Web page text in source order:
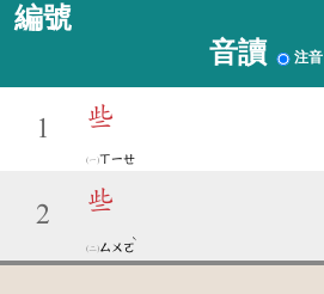
編號
音讀 注音
1 些
ㄒㄧㄝ
2
些
ㄙㄨㄛ
ˋ